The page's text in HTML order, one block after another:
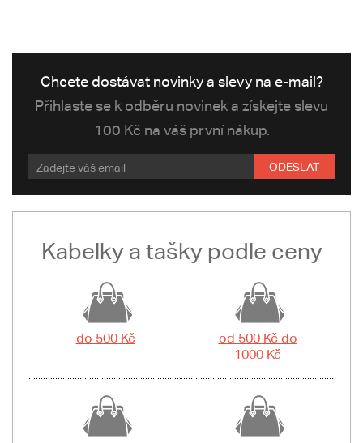
Chcete dostávat novinky a slevy na e-mail?
Přihlaste se k odběru novinek a získejte slevu
100 Kč na váš první nákup.
ODESLAT
Kabelky a tašky podle ceny
do 500 Kč
od 500 Kč do
1000 Kč